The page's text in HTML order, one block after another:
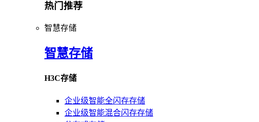
热门推荐
智慧存储
智慧存储
H3C存储
企业级智能全闪存存储
企业级智能混合闪存存储